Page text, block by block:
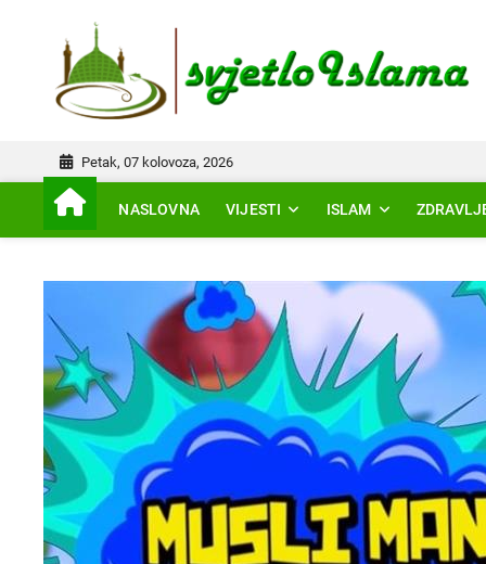
Petak, 07 kolovoza, 2026
NASLOVNA VIJESTI ISLAM